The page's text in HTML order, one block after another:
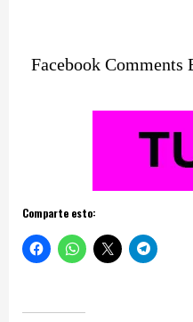
Facebook Comments
Comparte esto: